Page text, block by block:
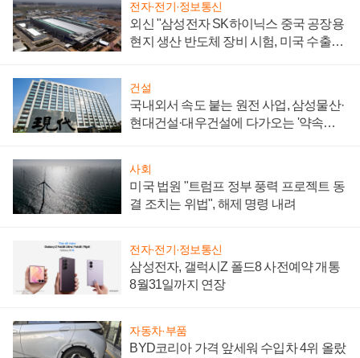
전자·전기·정보통신
외신 "삼성전자 SK하이닉스 중국 공장용
현지 생산 반도체 장비 시험, 미국 수출통
건설
국내외서 속도 붙는 원전 사업, 삼성물산·
현대건설·대우건설에 다가오는 '약속의
사회
미국 법원 "트럼프 정부 풍력 프로젝트 동
결 조치는 위법", 해제 명령 내려
전자·전기·정보통신
삼성전자, 갤럭시Z 폴드8 사전예약 개통
8월31일까지 연장
자동차·부품
BYD코리아 가격 앞세워 수입차 4위 올랐